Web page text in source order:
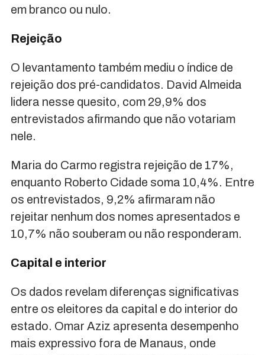
em branco ou nulo.
Rejeição
O levantamento também mediu o índice de
rejeição dos pré-candidatos. David Almeida
lidera nesse quesito, com 29,9% dos
entrevistados afirmando que não votariam
nele.
Maria do Carmo registra rejeição de 17%,
enquanto Roberto Cidade soma 10,4%. Entre
os entrevistados, 9,2% afirmaram não
rejeitar nenhum dos nomes apresentados e
10,7% não souberam ou não responderam.
Capital e interior
Os dados revelam diferenças significativas
entre os eleitores da capital e do interior do
estado. Omar Aziz apresenta desempenho
mais expressivo fora de Manaus, onde